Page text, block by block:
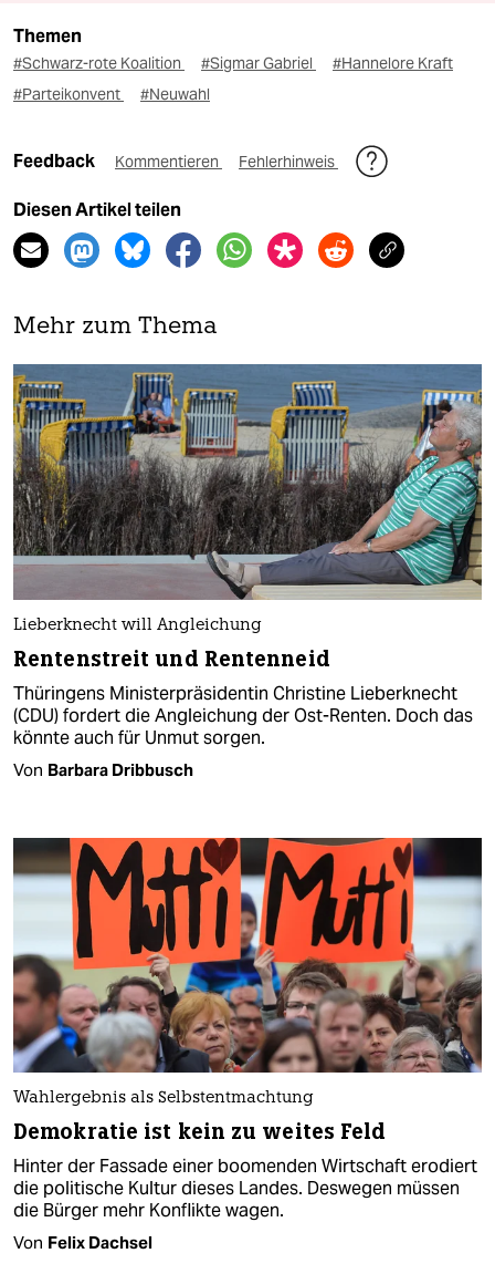
Themen
#Schwarz-rote Koalition #Sigmar Gabriel
#Hannelore Kraft
#Parteikonvent
#Neuwahl
Feedback Kommentieren Fehlerhinweis
Diesen Artikel teilen
Mehr zum Thema
Lieberknecht will Angleichung
Rentenstreit und Rentenneid
Thüringens Ministerpräsidentin Christine Lieberknecht
(CDU) fordert die Angleichung der Ost-Renten. Doch das
könnte auch für Unmut sorgen.
Von Barbara Dribbusch
Wahlergebnis als Selbstentmachtung
Demokratie ist kein zu weites Feld
Hinter der Fassade einer boomenden Wirtschaft erodiert
die politische Kultur dieses Landes. Deswegen müssen
die Bürger mehr Konflikte wagen.
Von Felix Dachsel